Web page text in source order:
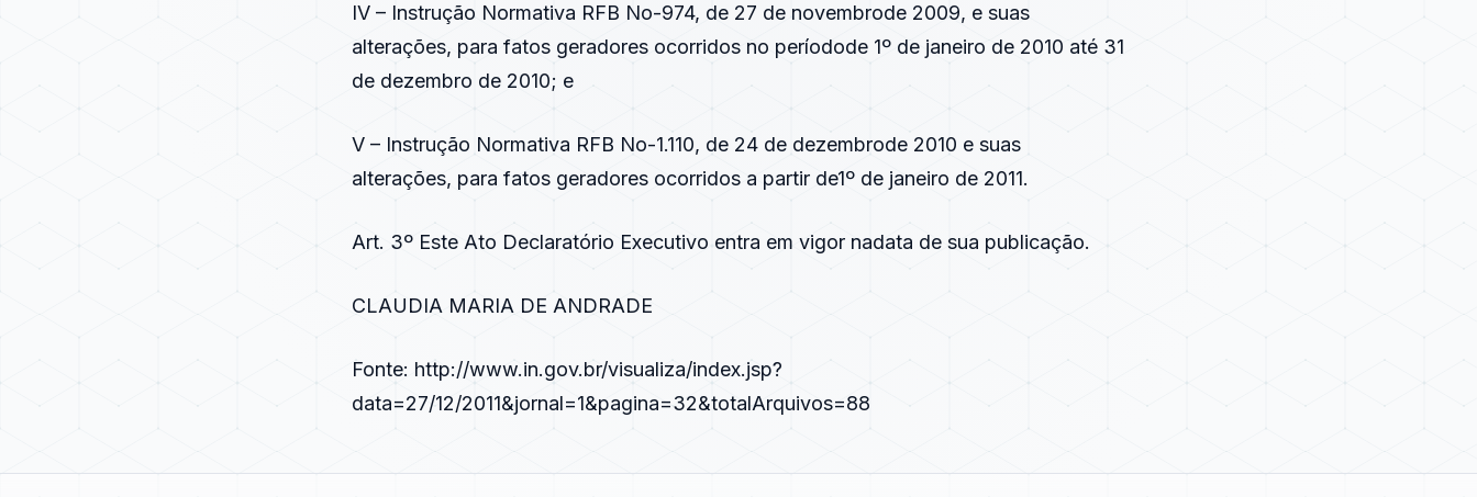
IV – Instrução Normativa RFB No-974, de 27 de novembrode 2009, e suas
alterações, para fatos geradores ocorridos no períodode 1º de janeiro de 2010 até 31
de dezembro de 2010; e
V – Instrução Normativa RFB No-1.110, de 24 de dezembrode 2010 e suas
alterações, para fatos geradores ocorridos a partir de1º de janeiro de 2011.
Art. 3º Este Ato Declaratório Executivo entra em vigor nadata de sua publicação.
CLAUDIA MARIA DE ANDRADE
Fonte: http://www.in.gov.br/visualiza/index.jsp?
data=27/12/2011&jornal=1&pagina=32&totalArquivos=88